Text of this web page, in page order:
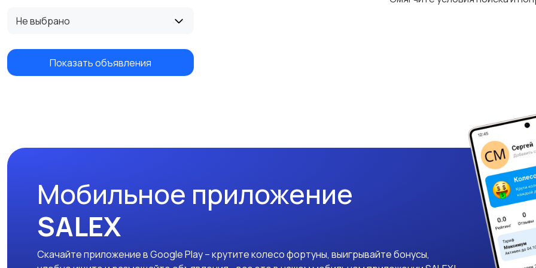
Не выбрано
Показать объявления
Мобильное приложение
SALEX
Скачайте приложение в Google Play – крутите колесо фортуны, выигрывайте бонусы,